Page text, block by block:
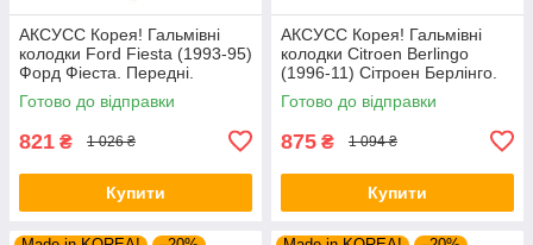
АКСУСС Корея! Гальмівні
колодки Ford Fiesta (1993-95)
Форд Фіеста. Передні.
GDB371 , TAR579 , TAR276
Готово до відправки
821 ₴ 1 026 ₴
Купити
АКСУСС Корея! Гальмівні
колодки Citroen Berlingo
(1996-11) Сітроен Берлінго.
Задні. Барабан. GS8635 ,
FSB567
Готово до відправки
875 ₴ 1 094 ₴
Купити